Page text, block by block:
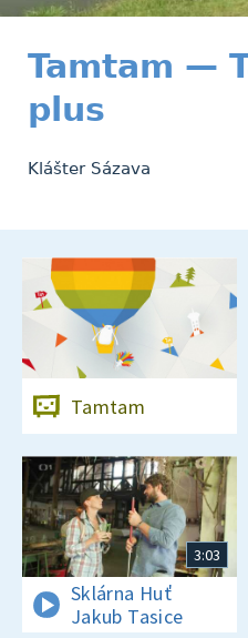
Tamtam —
plus
Klášter Sázava
Tamtam
3:03
Sklárna Huť
Jakub Tasice